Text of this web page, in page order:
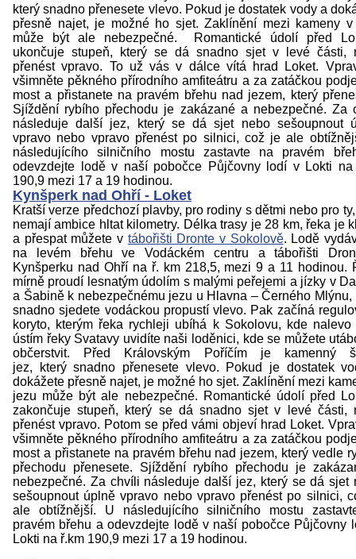
který snadno přenesete vlevo. Pokud je dostatek vody a
přesně najet, je možné ho sjet. Zaklínění mezi kameny v
může být ale nebezpečné. Romantické údolí před
ukončuje stupeň, který se dá snadno sjet v levé části,
přenést vpravo. To už vás v dálce vítá hrad Loket.
všimněte pěkného přírodního amfiteátru a za zatáčkou
most a přistanete na pravém břehu nad jezem, který
Sjíždění rybího přechodu je zakázané a nebezpečné. Za
následuje další jez, který se dá sjet nebo sešoupnout
vpravo nebo vpravo přenést po silnici, což je ale
následujícího silničního mostu zastavte na pravém
odevzdejte lodě v naší pobočce Půjčovny lodí v Lokti na
190,9 mezi 17 a 19 hodinou.
Kynšperk nad Ohří - Loket
Kratší verze předchozí plavby, pro rodiny s dětmi nebo pro
nemají ambice hltat kilometry. Délka trasy je 28 km, řeka je
a přespat můžete v tábořišti Dronte v Sokolově. Lodě
na levém břehu ve Vodáckém centru a tábořišti
Kynšperku nad Ohří na ř. km 218,5, mezi 9 a 11 hodinou.
mírně proudí lesnatým údolím s malými peřejemi a jízky v
a Šabině k nebezpečnému jezu u Hlavna – Černého Mlýnu,
snadno sjedete vodáckou propustí vlevo. Pak začíná
koryto, kterým řeka rychleji ubíhá k Sokolovu, kde nalevo
ústím řeky Svatavy uvidíte naši loděnici, kde se můžete
občerstvit. Před Královským Poříčím je kamenný
jez, který snadno přenesete vlevo. Pokud je dostatek
dokážete přesně najet, je možné ho sjet. Zaklínění mezi
jezu může být ale nebezpečné. Romantické údolí před
zakončuje stupeň, který se dá snadno sjet v levé části,
přenést vpravo. Potom se před vámi objeví hrad Loket.
všimněte pěkného přírodního amfiteátru a za zatáčkou
most a přistanete na pravém břehu nad jezem, který vedle
přechodu přenesete. Sjíždění rybího přechodu je
nebezpečné. Za chvíli následuje další jez, který se dá sjet
sešoupnout úplně vpravo nebo vpravo přenést po silnici,
ale obtížnější. U následujícího silničního mostu
pravém břehu a odevzdejte lodě v naší pobočce Půjčovny
Lokti na ř.km 190,9 mezi 17 a 19 hodinou.